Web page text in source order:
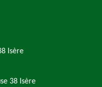
Isère
38 Isère